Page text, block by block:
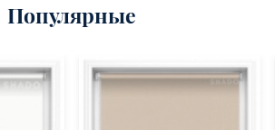
Популярные